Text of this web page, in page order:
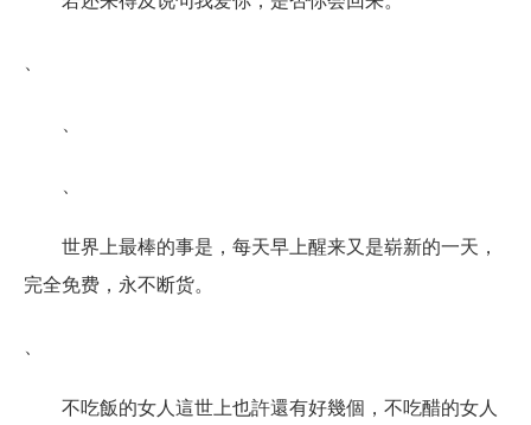
、
、
、
世界上最棒的事是，每天早上醒来又是崭新的一天，
完全免费，永不断货。
、
不吃飯的女人這世上也許還有好幾個，不吃醋的女人